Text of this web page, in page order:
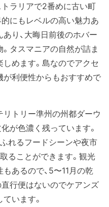
ラリアで2番めに古い町
にもレベルの高い魅力あ
り、大晦日前後のホバー
タスマニアの自然が詰ま
めます。島なのでアクセ
が利便性からもおすすめで
トリー準州の州都ダーウ
が色濃く残っています。
れるフードシーンや夜市
ることができます。観光
あるので、5〜11月の乾
行便はないのでケアンズ
います。